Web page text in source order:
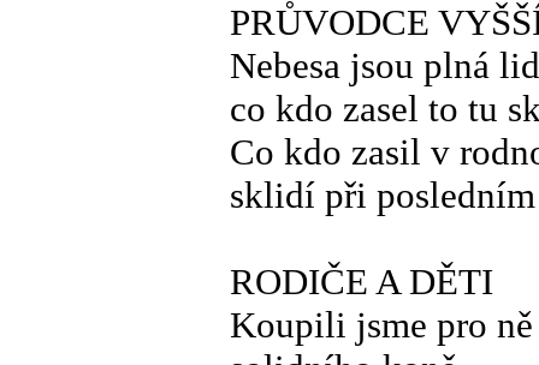
PRŮVODCE
Nebesa jsou plná
co kdo zasel to tu
Co kdo zasil v
sklidí při
RODIČE A DĚTI
Koupili jsme pro ně